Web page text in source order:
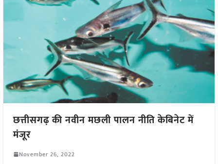
छत्तीसगढ़ की नवीन मछली पालन नीति केबिनेट में
मंजूर
November 26, 2022